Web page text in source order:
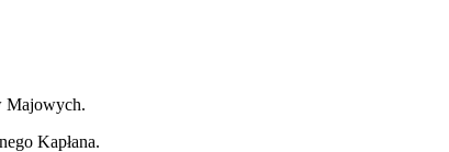
Majowych.
Kapłana.